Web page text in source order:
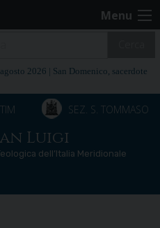
Menu
2026 | San Domenico, sacerdote
SEZ. S. TOMMASO
Luigi
dell’Italia Meridionale